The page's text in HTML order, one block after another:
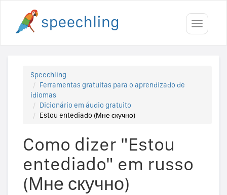
Toggle
Speechling
Ferramentas gratuitas para o aprendizado de
idiomas
Dicionário em áudio gratuito
Estou entediado (Мне скучно)
Como dizer "Estou
entediado" em russo
(Мне скучно)